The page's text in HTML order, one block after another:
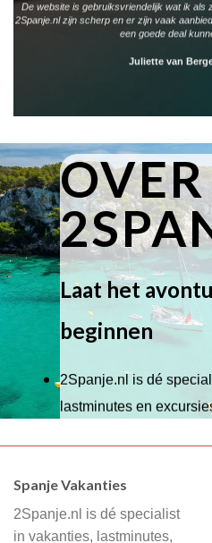
De website is gebruiksvriendelijk wat ik als
2Spanje.nl zijn scherp en er zijn vaak
een goede deal
Juliette van
OVER
Laat het
beginnen
2Spanje.nl is dé
lastminutes en
Wij hebben een breed
of je nu wilt relaxen op
cultuur wilt ontdekken
Spanje Vakanties
2Spanje.nl is dé specialist
in vakanties, lastminutes,